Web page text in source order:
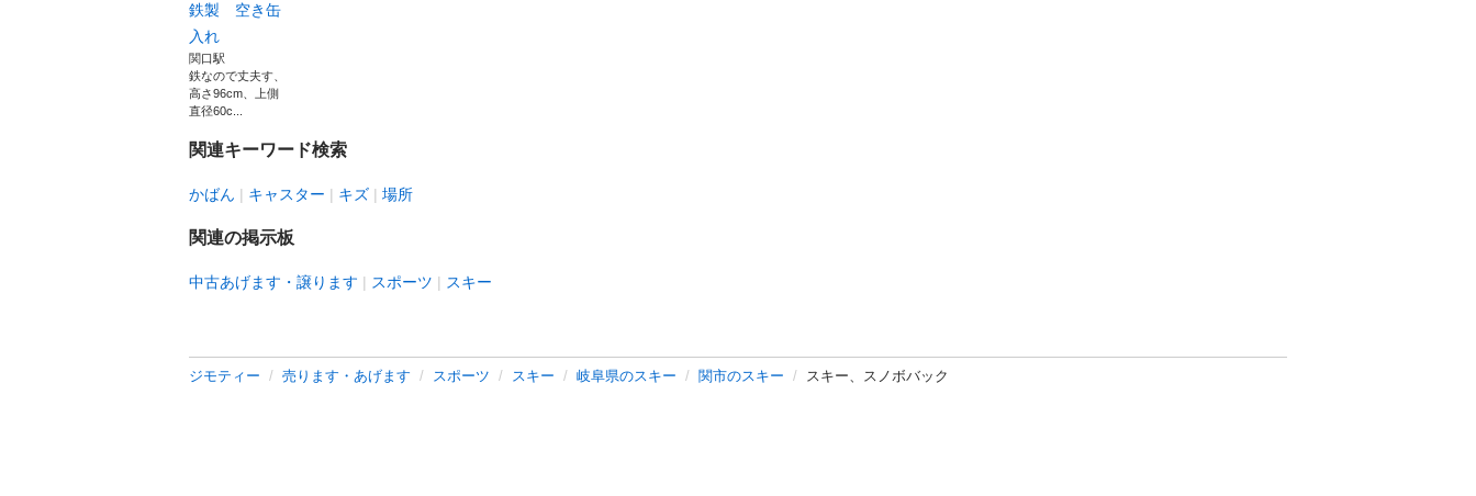
鉄製 空き缶
入れ
関口駅
鉄なので丈夫す、
高さ96cm、上側
直径60c...
関連キーワード検索
かばん キャスター キズ 場所
関連の掲示板
中古あげます・譲ります スポーツ スキー
ジモティー 売ります・あげます スポーツ スキー 岐阜県のスキー 関市のスキー スキー、スノボバック